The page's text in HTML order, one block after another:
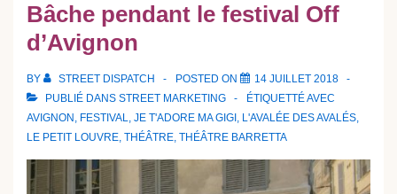
Bâche pendant le festival Off
d’Avignon
BY STREET DISPATCH POSTED ON
14 JUILLET 2018
PUBLIÉ DANS STREET MARKETING
ÉTIQUETTÉ AVEC
AVIGNON , FESTIVAL, JE T'ADORE MA GIGI , L'AVALÉE DES AVALÉS,
LE PETIT LOUVRE, THÉÂTRE, THÉÂTRE BARRETTA